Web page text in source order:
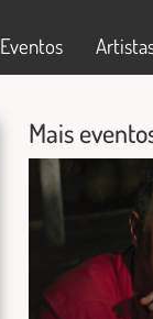
Eventos
Mais